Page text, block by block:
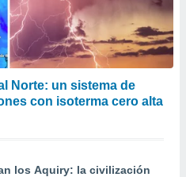
Norte: un sistema de
con isoterma cero alta
los Aquiry: la civilización